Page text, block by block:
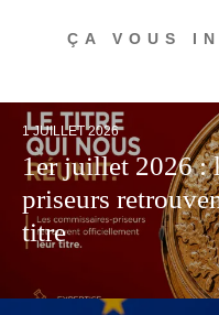
ÇA VOUS
1 JUILLET 2026
1er juillet 2026 :
priseurs
titre